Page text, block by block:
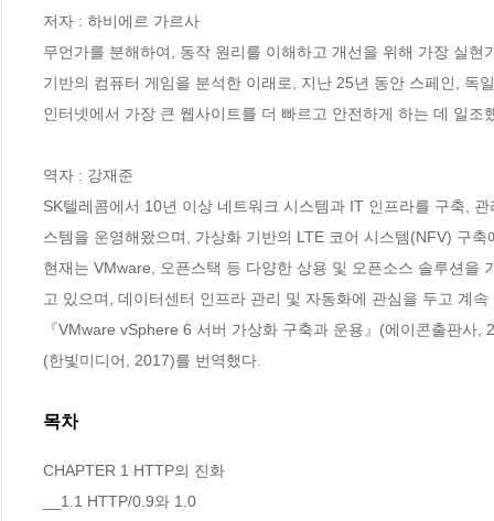
저자 : 하비에르 가르사
무언가를 분해하여, 동작 원리를 이해하고 개선을 위해 가장 실
기반의 컴퓨터 게임을 분석한 이래로, 지난 25년 동안 스페인, 독
인터넷에서 가장 큰 웹사이트를 더 빠르고 안전하게 하는 데 일조
역자 : 강재준
SK텔레콤에서 10년 이상 네트워크 시스템과 IT 인프라를 구축,
스템을 운영해왔으며, 가상화 기반의 LTE 코어 시스템(NFV) 구
현재는 VMware, 오픈스택 등 다양한 상용 및 오픈소스 솔루션을
고 있으며, 데이터센터 인프라 관리 및 자동화에 관심을 두고 계
『VMware vSphere 6 서버 가상화 구축과 운용』(에이콘출판
(한빛미디어, 2017)를 번역했다.
목차
CHAPTER 1 HTTP의 진화
__1.1 HTTP/0.9와 1.0